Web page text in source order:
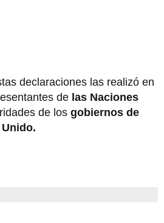
declaraciones las realizó en
de las Naciones
de los gobiernos de